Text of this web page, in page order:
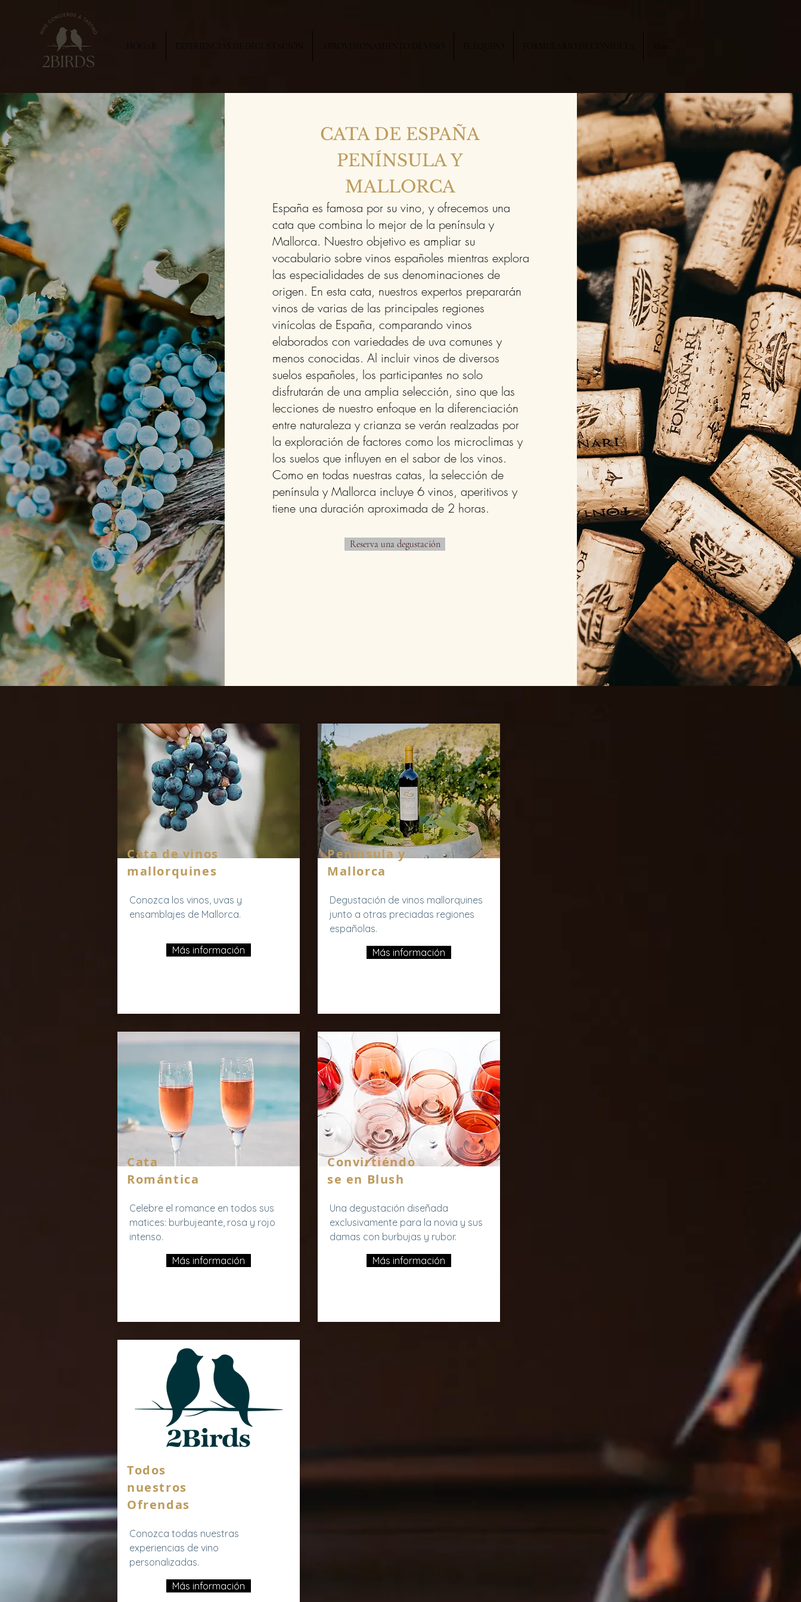
HOGAR EXPERIENCIAS DE DEGUSTACIÓN APROVISIONAMIENTO DE VINO
CATA DE ESPAÑA
PENÍNSULA Y
MALLORCA
España es famosa por su vino, y ofrecemos una
cata que combina lo mejor de la península y
Mallorca. Nuestro objetivo es ampliar su
vocabulario sobre vinos españoles mientras explora
las especialidades de sus denominaciones de
origen. En esta cata, nuestros expertos prepararán
vinos de varias de las principales regiones
vinícolas de España, comparando vinos
elaborados con variedades de uva comunes y
menos conocidas. Al incluir vinos de diversos
suelos españoles, los participantes no solo
disfrutarán de una amplia selección, sino que las
lecciones de nuestro enfoque en la diferenciación
entre naturaleza y crianza se verán realzadas por
la exploración de factores como los microclimas y
los suelos que influyen en el sabor de los vinos.
Como en todas nuestras catas, la selección de
península y Mallorca incluye 6 vinos, aperitivos y
tiene una duración aproximada de 2 horas.
Reserva una degustación
Cata de vinos
mallorquines
Conozca los vinos, uvas y
ensamblajes de Mallorca.
Más información
Cata
Romántica
Celebre el romance en todos sus
matices: burbujeante, rosa y rojo
intenso.
Más información
Todos
nuestros
Ofrendas
Conozca todas nuestras
experiencias de vino
personalizadas.
Más información
Península y
Mallorca
Degustación de vinos mallorquines
junto a otras preciadas regiones
españolas.
Más información
Convirtiéndo
se en Blush
Una degustación diseñada
exclusivamente para la novia y sus
damas con burbujas y rubor.
Más información